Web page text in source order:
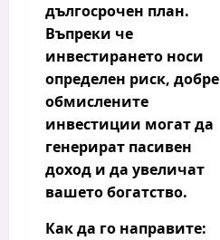
дългосрочен план.
Въпреки че
инвестирането носи
определен риск, добре
обмислените
инвестиции могат да
генерират пасивен
доход и да увеличат
вашето богатство.
Как да го направите: